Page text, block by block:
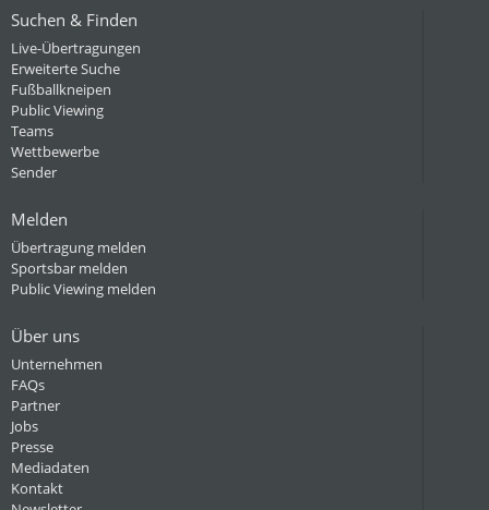
Suchen & Finden
Live-Übertragungen
Erweiterte Suche
Fußballkneipen
Public Viewing
Teams
Wettbewerbe
Sender
Melden
Übertragung melden
Sportsbar melden
Public Viewing melden
Über uns
Unternehmen
FAQs
Partner
Jobs
Presse
Mediadaten
Kontakt